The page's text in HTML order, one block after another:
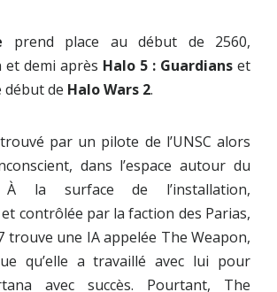
prend place au début de 2560,
demi après Halo 5 : Guardians et
début de Halo Wars 2.
par un pilote de l’UNSC alors
dans l’espace autour du
la surface de l’installation,
contrôlée par la faction des Parias,
trouve une IA appelée The Weapon,
qu’elle a travaillé avec lui pour
avec succès. Pourtant, The